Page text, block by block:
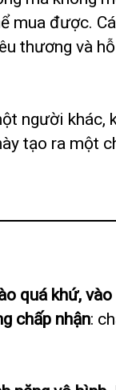
mua được.
thương và
người khác,
tạo ra một
quá khứ,
chấp nhận: